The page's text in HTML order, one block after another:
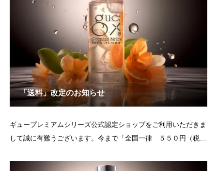
「送料」改定のお知らせ
ギュープレミアムシリーズ公式認定ショップをご利用いただきま
して誠に有難うございます。今まで「全国一律 ５５０円（税
の影響を受けまして各地域別の配送料金へと変更させていただき